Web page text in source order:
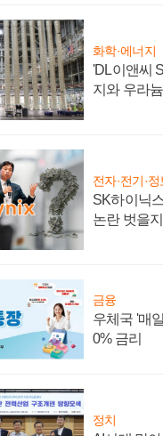
화학·에너지
'DL이앤씨
지와 우라
전자·전기·
SK하이닉
논란 벗을
금융
우체국 '매
0% 금리
정치